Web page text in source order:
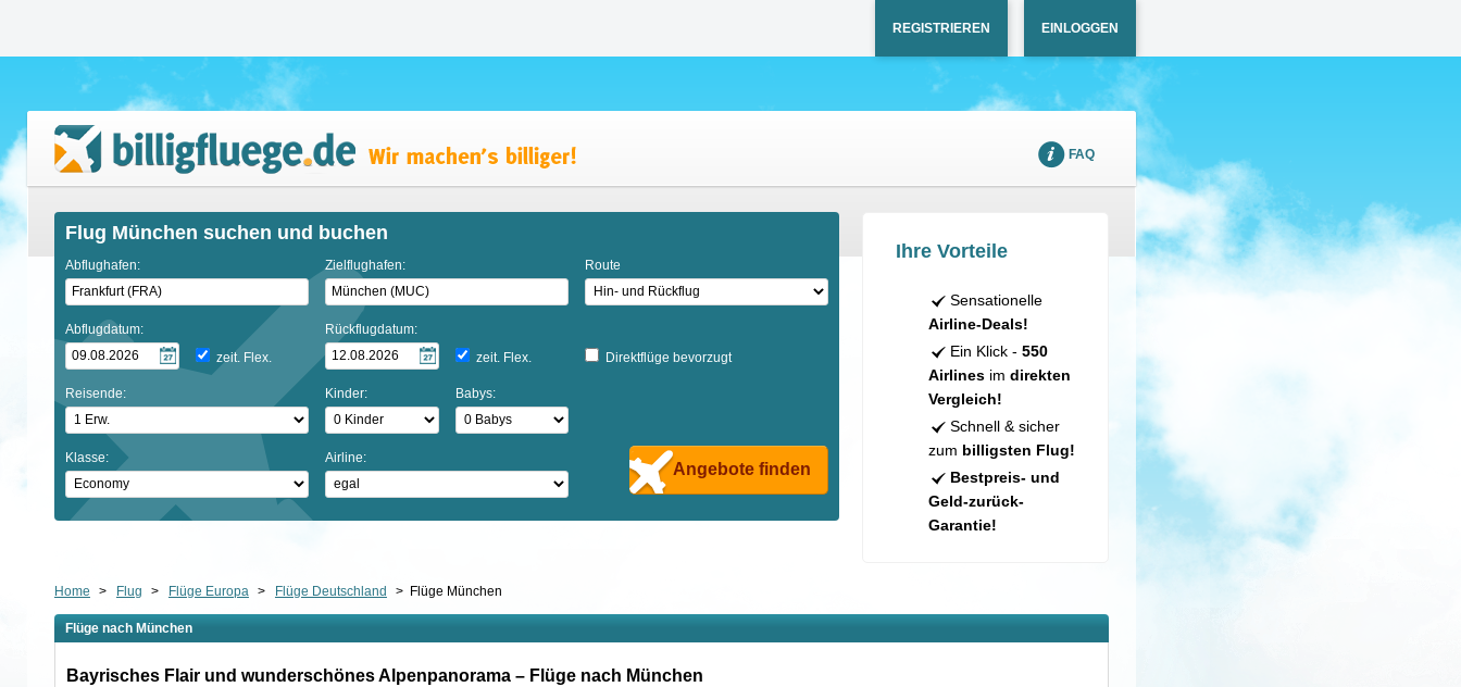
REGISTRIEREN EINLOGGEN
FAQ
Flug München suchen und buchen
Abflughafen: Zielflughafen: Route
Abflugdatum:
zeit. Flex.
Rückflugdatum:
zeit. Flex.
Direktflüge bevorzugt
Reisende: Kinder: Babys:
Klasse: Airline:
Angebote finden
Ihre Vorteile
Sensationelle
Airline-Deals!
Ein Klick - 550
Airlinesim direkten
Vergleich!
Schnell & sicher
zum billigsten Flug!
Bestpreis- und
Geld-zurück-
Garantie!
Home > Flug > Flüge Europa > Flüge Deutschland > Flüge München
Flüge nach München
Bayrisches Flair und wunderschönes Alpenpanorama – Flüge nach München